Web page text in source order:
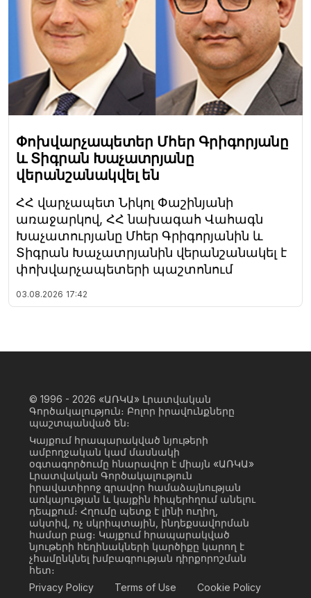
Փոխվարչապետեր Մհեր Գրիգորյանը
և Տիգրան Խաչատրյանը
վերանշանակվել են
ՀՀ վարչապետ Նիկոլ Փաշինյանի
առաջարկով, ՀՀ նախագահ Վահագն
Խաչատուրյանը Մհեր Գրիգորյանին և
Տիգրան Խաչատրյանին վերանշանակել է
փոխվարչապետերի պաշտոնում
03.08.2026 17:42
© 1996 - 2026 «ԱՌԿԱ» Լրատվական
Գործակալություն։ Բոլոր իրավունքները
պաշտպանված են։
Կայքում հրապարակված նյութերի
ամբողջական կամ մասնակի
օգտագործումը հնարավոր է միայն «ԱՌԿԱ»
Լրատվական Գործակալություն
իրավատիրոջ գրավոր համաձայնության
առկայության և կայքին հիպերհղում անելու
դեպքում։ Հղումը պետք է լինի ուղիղ,
ակտիվ, ոչ սկրիպտային, ինդեքսավորման
համար բաց։ Կայքում հրապարակված
նյութերի հեղինակների կարծիքը կարող է
չհամընկնել խմբագրության դիրքորոշման
հետ։
Privacy Policy
Terms of Use Cookie Policy